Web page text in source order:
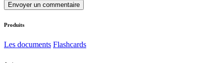
Envoyer un commentaire
Produits
Les documents Flashcards